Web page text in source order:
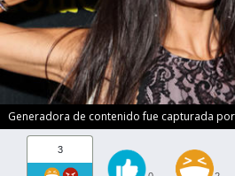
Generadora de contenido fue capturada
3